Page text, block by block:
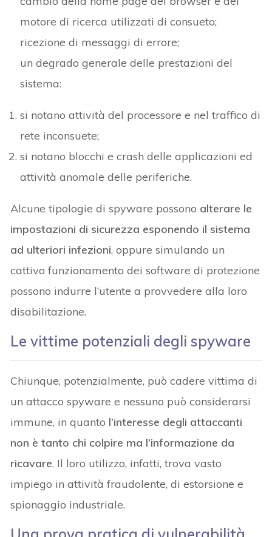
motore di ricerca utilizzati di consueto;
ricezione di messaggi di errore;
un degrado generale delle prestazioni del
sistema:
si notano attività del processore e nel traffico di
rete inconsuete;
si notano blocchi e crash delle applicazioni ed
attività anomale delle periferiche.
Alcune tipologie di spyware possono alterare le
impostazioni di sicurezza esponendo il sistema
ad ulteriori infezioni, oppure simulando un
cattivo funzionamento dei software di protezione
possono indurre l’utente a provvedere alla loro
disabilitazione.
Le vittime potenziali degli spyware
Chiunque, potenzialmente, può cadere vittima di
un attacco spyware e nessuno può considerarsi
immune, in quanto l’interesse degli attaccanti
non è tanto chi colpire ma l’informazione da
ricavare. Il loro utilizzo, infatti, trova vasto
impiego in attività fraudolente, di estorsione e
spionaggio industriale.